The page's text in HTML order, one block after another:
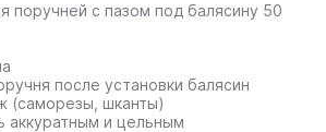
поручней с пазом под балясину 50
после установки балясин
(саморезы, шканты)
аккуратным и цельным